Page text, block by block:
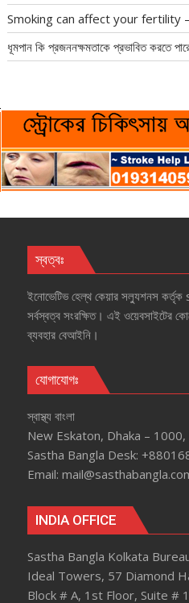
Smoking can affect your fertility
ধূমপান কি প্রজননক্ষমতাকে প্রভাবিত করতে
স্বত্বঃ
ইনোভেটিভ হেল্‌থ কেয়ার সল্যুশনস
সর্বস্বত্ব সংরক্ষিত। এই ওয়েবসাইটের
ব্যবহার বেআইনি।
যোগাযোগঃ
স্বাস্থ্য বাংলা
New Eskaton, Dhaka –
Sastha Bangla Desk:
Email:
INDIA OFFICE
Sastha Bangla Kolkata
Ideal Towers, 57 Diamond
Block # A, 1st Floor, Suite #